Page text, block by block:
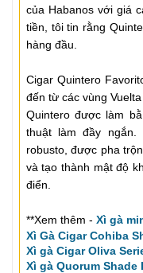
của Habanos với giá
tiền, tôi tin rằng
hàng đầu.
Cigar Quintero
đến từ các vùng
Quintero được làm
thuật làm đầy
robusto, được pha
và tạo thành mật độ
điển.
**Xem thêm - Xì gà
Xì Gà Cigar Cohiba
Xì gà Cigar Oliva
Xì gà Quorum Shade